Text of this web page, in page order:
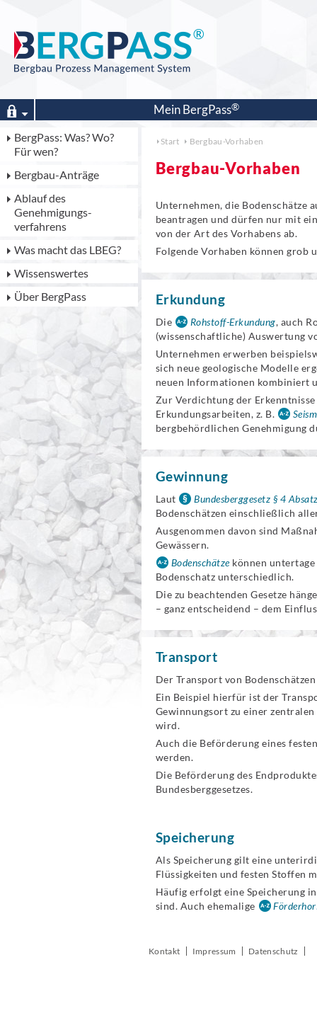
MeinBergPass
BergPass: Was? Wo?
Für wen?
Bergbau-Anträge
Ablauf des
Genehmigungs­
verfahrens
Was macht das LBEG?
Wissenswertes
Über BergPass
Start Bergbau-Vorhaben
Bergbau-Vorhaben
Unternehmen, die Bodenschätze
beantragen und dürfen nur mit
von der Art des Vorhabens ab.
Folgende Vorhaben können grob
Erkundung
Die Rohstoff-Erkundung, auch
(wissenschaftliche) Auswertung
Unternehmen erwerben
sich neue geologische Modelle
neuen Informationen kombiniert
Zur Verdichtung der
Erkundungsarbeiten, z. B.
bergbehördlichen Genehmigung
Gewinnung
Laut
Bundesberggesetz § 4
Bodenschätzen einschließlich
Ausgenommen davon sind
Gewässern.
Bodenschätzekönnen untertage
Bodenschatz unterschiedlich.
Die zu beachtenden Gesetze
– ganz entscheidend – dem
Transport
Der Transport von
Ein Beispiel hierfür ist der
Gewinnungsort zu einer
wird.
Auch die Beförderung eines
werden.
Die Beförderung des
Bundesberggesetzes.
Speicherung
Als Speicherung gilt eine
Flüssigkeiten und festen Stoffen
Häufig erfolgt eine Speicherung
sind. Auch ehemalige
Kontakt Impressum Datenschutz